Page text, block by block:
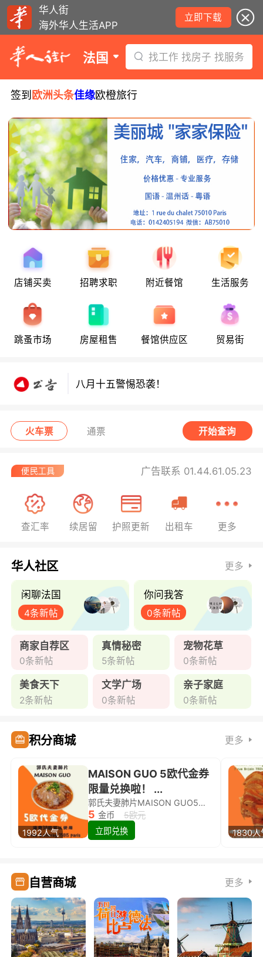
华人街
海外华人生活APP
立即下载
法国 找工作 找房子 找服务
签到 欧洲头条佳缘欧橙旅行
店铺买卖 招聘求职 附近餐馆 生活服务
跳蚤市场 房屋租售 餐馆供应区 贸易街
八月十五警惕恐袭！
八月十五警惕恐袭！
火车票 通票 开始查询
广告联系 01.44.61.05.23
查汇率 续居留 护照更新 出租车 更多
华人社区 更多
闲聊法国
4条新帖
你问我答
0条新帖
商家自荐区
0条新帖
真情秘密
5条新帖
宠物花草
0条新帖
美食天下
2条新帖
文学广场
0条新帖
亲子家庭
0条新帖
积分商城 更多
1992人气
MAISON GUO 5欧代金券
限量兑换啦！ ...
郭氏夫妻肺片MAISON GUO5欧代金券限量兑换啦！
5 金币
5欧元
立即兑换
1830人
自营商城 更多